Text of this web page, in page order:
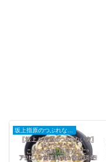
坂上指原のつぶれない店